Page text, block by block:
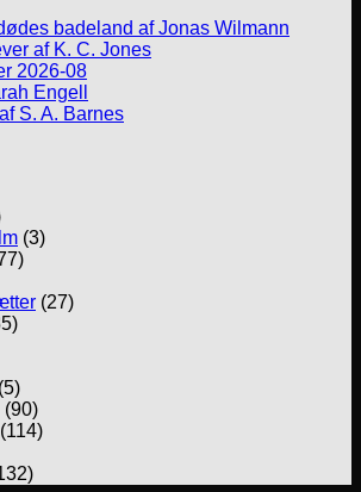
badeland af Jonas Wilmann
af K. C. Jones
2026-08
Engell
S. A. Barnes
(3)
(27)
(5)
(90)